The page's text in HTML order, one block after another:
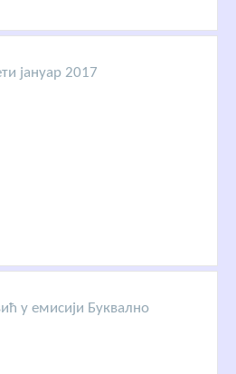
јануар 2017
у емисији Буквално